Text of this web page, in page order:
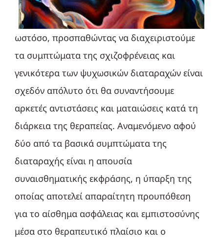
ωστόσο, προσπαθώντας να διαχειριστούμε
τα συμπτώματα της σχιζοφρένειας και
γενικότερα των ψυχωσικών διαταραχών είναι
σχεδόν απόλυτο ότι θα συναντήσουμε
αρκετές αντιστάσεις και ματαιώσεις κατά τη
διάρκεια της θεραπείας. Αναμενόμενο αφού
δύο από τα βασικά συμπτώματα της
διαταραχής είναι η απουσία
συναισθηματικής εκφράσης, η ύπαρξη της
οποίας αποτελεί απαραίτητη προυπόθεση
για το αίσθημα ασφάλειας και εμπιστοσύνης
μέσα στο θεραπευτικό πλαίσιο και ο